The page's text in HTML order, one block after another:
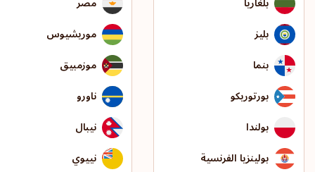
بليز
بنما
بورتوريكو
بولندا
بولينزيا الفرنسية
موريشيوس
موزمبيق
ناورو
نيبال
نييوي